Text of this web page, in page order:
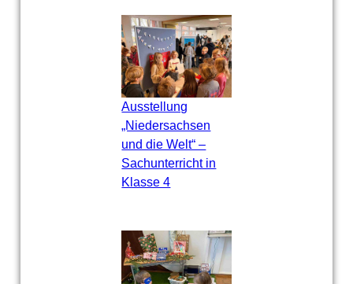
Ausstellung
„Niedersachsen
und die Welt“ –
Sachunterricht in
Klasse 4